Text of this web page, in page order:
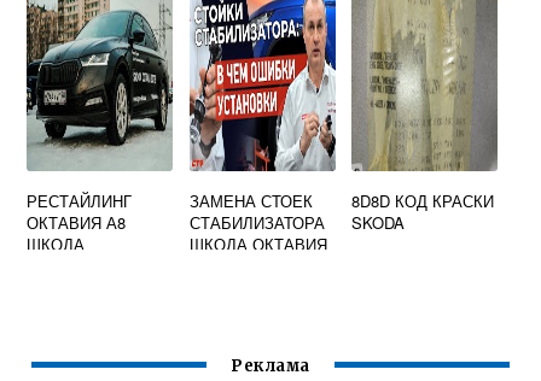
РЕСТАЙЛИНГ
ОКТАВИЯ А8
ШКОДА
ЗАМЕНА СТОЕК
СТАБИЛИЗАТОРА
ШКОДА ОКТАВИЯ
8D8D КОД КРАСКИ
SKODA
Реклама